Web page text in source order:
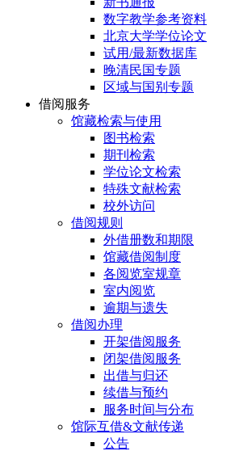
数字教学参考资料
北京大学学位论文
试用/最新数据库
晚清民国专题
区域与国别专题
借阅服务
馆藏检索与使用
图书检索
期刊检索
学位论文检索
特殊文献检索
校外访问
借阅规则
外借册数和期限
馆藏借阅制度
各阅览室规章
室内阅览
逾期与遗失
借阅办理
开架借阅服务
闭架借阅服务
出借与归还
续借与预约
服务时间与分布
馆际互借&文献传递
公告